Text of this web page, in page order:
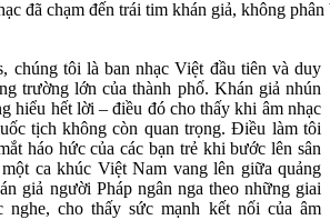
đã chạm đến trái tim khán giả, không
chúng tôi là ban nhạc Việt đầu tiên và duy
trường lớn của thành phố. Khán giả nhún
hiểu hết lời – điều đó cho thấy khi âm nhạc
tịch không còn quan trọng. Điều làm tôi
háo hức của các bạn trẻ khi bước lên sân
ca khúc Việt Nam vang lên giữa quảng
giả người Pháp ngân nga theo những giai
nghe, cho thấy sức mạnh kết nối của âm